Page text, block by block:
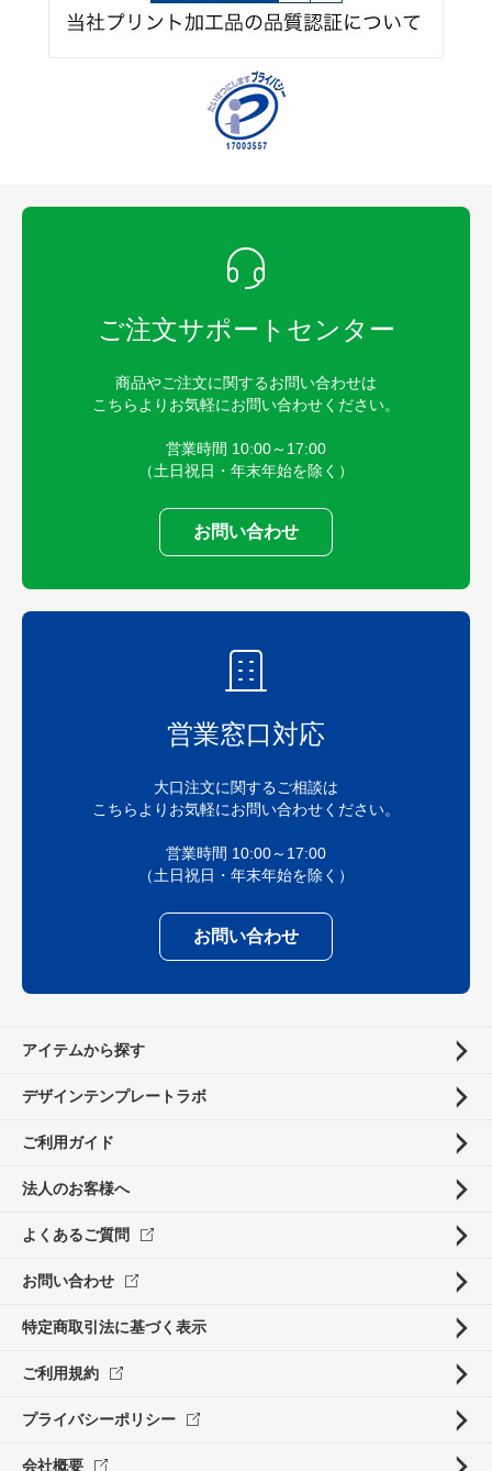
ご注文サポートセンター
商品やご注文に関するお問い合わせは
こちらよりお気軽にお問い合わせください。
営業時間 10:00～17:00
（土日祝日・年末年始を除く）
お問い合わせ
営業窓口対応
大口注文に関するご相談は
こちらよりお気軽にお問い合わせください。
営業時間 10:00～17:00
（土日祝日・年末年始を除く）
お問い合わせ
アイテムから探す
デザインテンプレートラボ
ご利用ガイド
法人のお客様へ
よくあるご質問
お問い合わせ
特定商取引法に基づく表示
ご利用規約
プライバシーポリシー
会社概要